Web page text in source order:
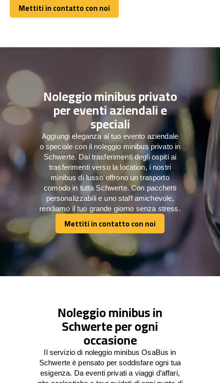
Mettiti in contatto con noi
Mettiti in contatto con noi
Noleggio minibus privato
per eventi aziendali e
speciali
Aggiungi eleganza al tuo evento aziendale
o speciale con il noleggio minibus privato in
Schwerte. Dai trasferimenti degli ospiti ai
trasferimenti verso la location, i nostri
minibus di lusso offrono un trasporto
comodo in tutta Schwerte. Con pacchetti
personalizzabili e uno staff amichevole,
rendiamo il tuo grande giorno senza stress.
Mettiti in contatto con noi
Mettiti in contatto con noi
Noleggio minibus in
Schwerte per ogni
occasione
Il servizio di noleggio minibus OsaBus in
Schwerte è pensato per soddisfare ogni tua
esigenza. Da eventi privati a viaggi d’affari,